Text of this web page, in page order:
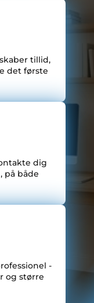
tillid,
det første
dig
på både
-
og større